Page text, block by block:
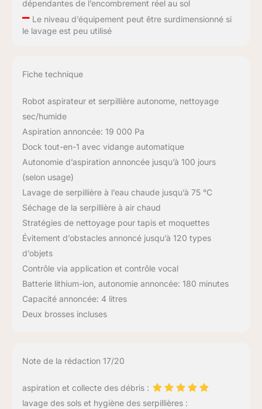
dépendantes de l’encombrement réel au sol
–Le niveau d’équipement peut être surdimensionné si
le lavage est peu utilisé
Fiche technique
Robot aspirateur et serpillière autonome, nettoyage
sec/humide
Aspiration annoncée: 19 000 Pa
Dock tout-en-1 avec vidange automatique
Autonomie d’aspiration annoncée jusqu’à 100 jours
(selon usage)
Lavage de serpillière à l’eau chaude jusqu’à 75 °C
Séchage de la serpillière à air chaud
Stratégies de nettoyage pour tapis et moquettes
Évitement d’obstacles annoncé jusqu’à 120 types
d’objets
Contrôle via application et contrôle vocal
Batterie lithium-ion, autonomie annoncée: 180 minutes
Capacité annoncée: 4 litres
Deux brosses incluses
Note de la rédaction 17/20
aspiration et collecte des débris :
lavage des sols et hygiène des serpillières :